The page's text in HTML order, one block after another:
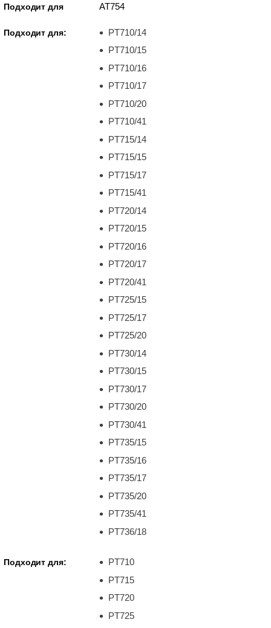
Подходит для AT754
Подходит для:
PT710/14
PT710/15
PT710/16
PT710/17
PT710/20
PT710/41
PT715/14
PT715/15
PT715/17
PT715/41
PT720/14
PT720/15
PT720/16
PT720/17
PT720/41
PT725/15
PT725/17
PT725/20
PT730/14
PT730/15
PT730/17
PT730/20
PT730/41
PT735/15
PT735/16
PT735/17
PT735/20
PT735/41
PT736/18
Подходит для:
PT710
PT715
PT720
PT725